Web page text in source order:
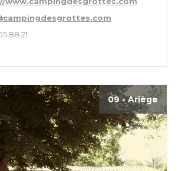
88 21
09 - Ariège